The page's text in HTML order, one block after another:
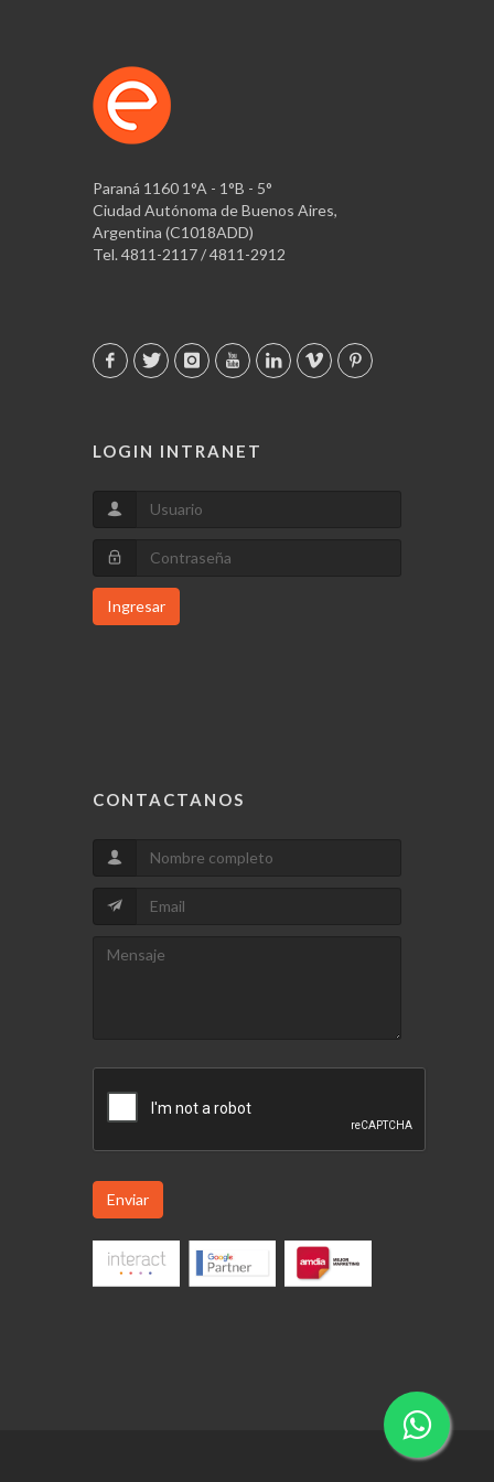
Paraná 1160 1°A - 1°B - 5°
Ciudad Autónoma de Buenos Aires,
Argentina (C1018ADD)
Tel. 4811-2117 / 4811-2912
LOGIN INTRANET
Ingresar
CONTACTANOS
Enviar